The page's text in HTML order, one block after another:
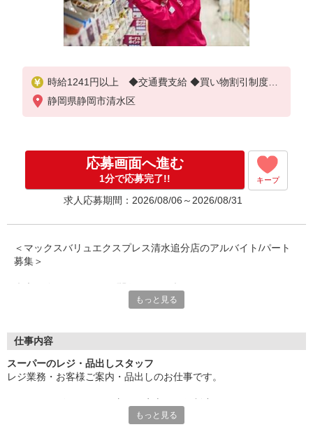
時給1241円以上 ◆交通費支給 ◆買い物割引制度
※11〜17時：時給1241円＋日祝100円UP
※17〜19時：時給1441円＋日祝100円UP
静岡県静岡市清水区
応募画面へ進む
1分で応募完了!! キープ
求人応募期間：2026/08/06～2026/08/31
＜マックスバリュエクスプレス清水追分店のアルバイト/パート
募集＞
ご安心ください♪ 丁寧な研修や先輩スタッフがしっかり
フォローするのご安心ください！
◆大学生〜シニアの方まで幅広く活躍中！！◆
もっと見る
仕事内容
スーパーのレジ・品出しスタッフ
レジ業務・お客様ご案内・品出しのお仕事です。
もっと見る